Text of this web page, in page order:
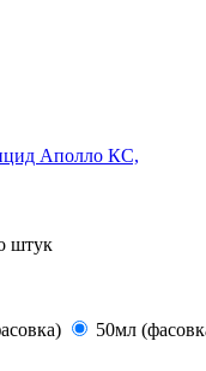
Аполло КС,
штук
50мл